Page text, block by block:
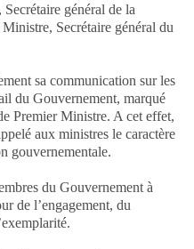
général de la
Secrétaire général du
sa communication sur les
du Gouvernement, marqué
Premier Ministre. A cet effet,
aux ministres le caractère
gouvernementale.
du Gouvernement à
de l’engagement, du